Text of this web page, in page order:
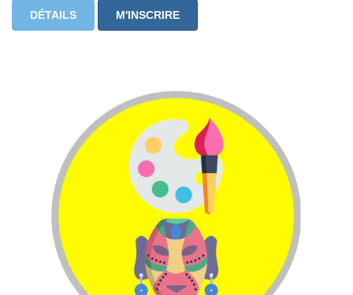
DÉTAILS M'INSCRIRE